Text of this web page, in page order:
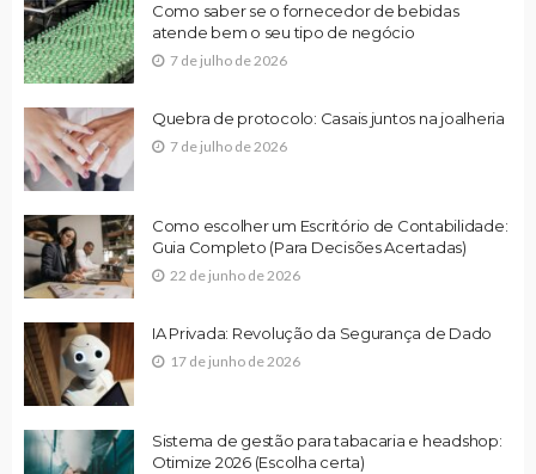
Como saber se o fornecedor de bebidas
atende bem o seu tipo de negócio
7 de julho de 2026
Quebra de protocolo: Casais juntos na joalheria
7 de julho de 2026
Como escolher um Escritório de Contabilidade:
Guia Completo (Para Decisões Acertadas)
22 de junho de 2026
IA Privada: Revolução da Segurança de Dado
17 de junho de 2026
Sistema de gestão para tabacaria e headshop:
Otimize 2026 (Escolha certa)